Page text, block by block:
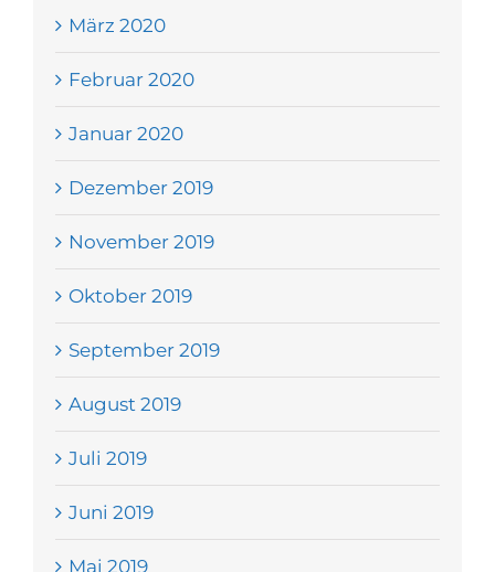
März 2020
Februar 2020
Januar 2020
Dezember 2019
November 2019
Oktober 2019
September 2019
August 2019
Juli 2019
Juni 2019
Mai 2019